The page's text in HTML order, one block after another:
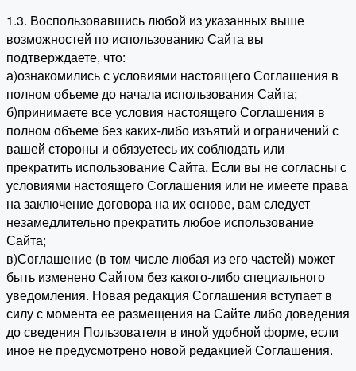
1.3. Воспользовавшись любой из указанных выше
возможностей по использованию Сайта вы
подтверждаете, что:
а)ознакомились с условиями настоящего Соглашения в
полном объеме до начала использования Сайта;
б)принимаете все условия настоящего Соглашения в
полном объеме без каких-либо изъятий и ограничений с
вашей стороны и обязуетесь их соблюдать или
прекратить использование Сайта. Если вы не согласны с
условиями настоящего Соглашения или не имеете права
на заключение договора на их основе, вам следует
незамедлительно прекратить любое использование
Сайта;
в)Соглашение (в том числе любая из его частей) может
быть изменено Сайтом без какого-либо специального
уведомления. Новая редакция Соглашения вступает в
силу с момента ее размещения на Сайте либо доведения
до сведения Пользователя в иной удобной форме, если
иное не предусмотрено новой редакцией Соглашения.